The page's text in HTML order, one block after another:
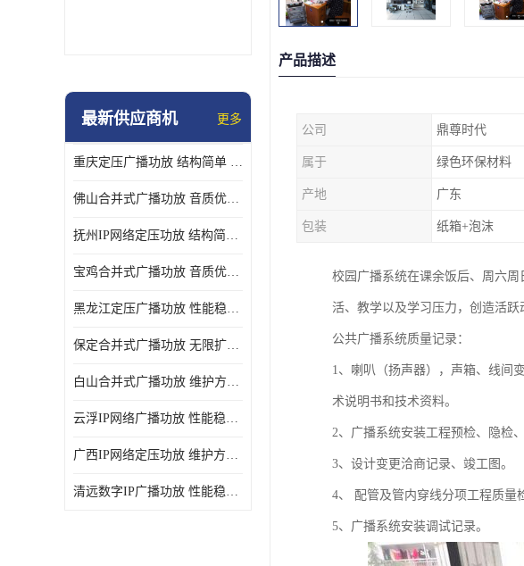
最新供应商机 更多
重庆定压广播功放 结构简单 传输距离远
佛山合并式广播功放 音质优美清晰 输出电压大 电流小
抚州IP网络定压功放 结构简单 多应用于公共场合
宝鸡合并式广播功放 音质优美清晰 维护方便
黑龙江定压广播功放 性能稳定 无限扩容
保定合并式广播功放 无限扩容 设计结构简单
白山合并式广播功放 维护方便 多应用于公共场合
云浮IP网络广播功放 性能稳定 设计结构简单
广西IP网络定压功放 维护方便 多应用于公共场合
清远数字IP广播功放 性能稳定 传输距离远
产品描述
公司 鼎尊时代
属于 绿色环保材料
产地 广东
包装 纸箱+泡沫
校园广播系统在课余饭后、周六
活、教学以及学习压力，创造活跃
公共广播系统质量记录：
1、喇叭（扬声器），声箱、线间
术说明书和技术资料。
2、广播系统安装工程预检、隐检
3、设计变更洽商记录、竣工图。
4、 配管及管内穿线分项工程质量
5、广播系统安装调试记录。